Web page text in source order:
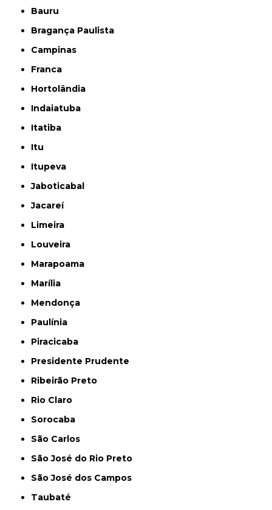
Bauru
Bragança Paulista
Campinas
Franca
Hortolândia
Indaiatuba
Itatiba
Itu
Itupeva
Jaboticabal
Jacareí
Limeira
Louveira
Marapoama
Marília
Mendonça
Paulínia
Piracicaba
Presidente Prudente
Ribeirão Preto
Rio Claro
Sorocaba
São Carlos
São José do Rio Preto
São José dos Campos
Taubaté